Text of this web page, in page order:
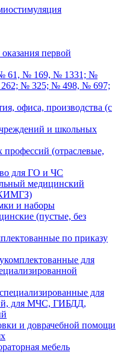
первой
№ 61, № 169, № 1331; №
№ 325; № 498, № 697;
офиса, производства (с
и школьных
профессий (отраслевые,
для ГО и ЧС
медицинский
и наборы
(пустые, без
по приказу
для
для
для МЧС, ГИБДД,
и доврачебной помощи
мебель